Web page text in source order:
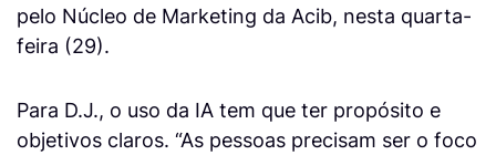
pelo Núcleo de Marketing da Acib, nesta quarta-
feira (29).
Para D.J., o uso da IA tem que ter propósito e
objetivos claros. “As pessoas precisam ser o foco